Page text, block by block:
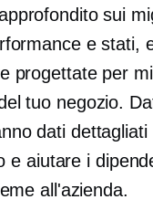
sui
e stati,
progettate per
tuo negozio.
dati
e aiutare i
all'azienda.